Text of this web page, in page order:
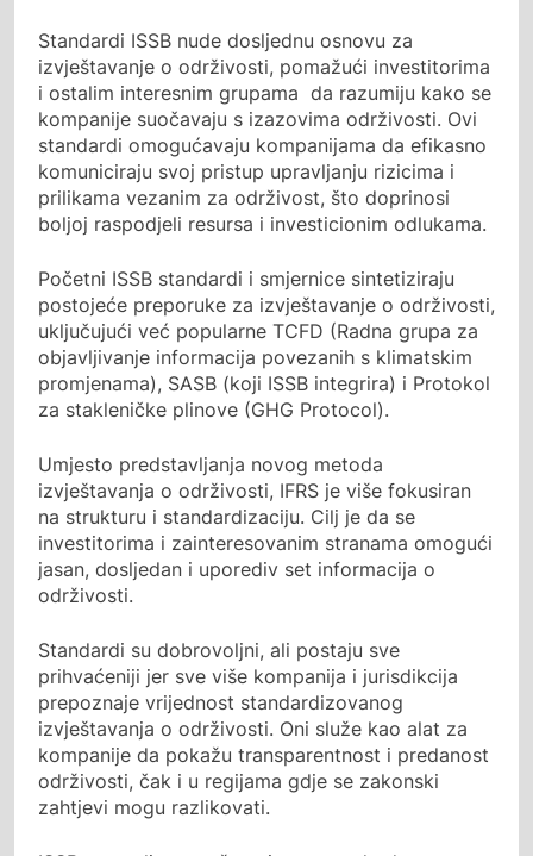
Standardi ISSB nude dosljednu osnovu za
izvještavanje o održivosti, pomažući investitorima
i ostalim interesnim grupama da razumiju kako se
kompanije suočavaju s izazovima održivosti. Ovi
standardi omogućavaju kompanijama da efikasno
komuniciraju svoj pristup upravljanju rizicima i
prilikama vezanim za održivost, što doprinosi
boljoj raspodjeli resursa i investicionim odlukama.
Početni ISSB standardi i smjernice sintetiziraju
postojeće preporuke za izvještavanje o održivosti,
uključujući već popularne TCFD (Radna grupa za
objavljivanje informacija povezanih s klimatskim
promjenama), SASB (koji ISSB integrira) i Protokol
za stakleničke plinove (GHG Protocol).
Umjesto predstavljanja novog metoda
izvještavanja o održivosti, IFRS je više fokusiran
na strukturu i standardizaciju. Cilj je da se
investitorima i zainteresovanim stranama omogući
jasan, dosljedan i uporediv set informacija o
održivosti.
Standardi su dobrovoljni, ali postaju sve
prihvaćeniji jer sve više kompanija i jurisdikcija
prepoznaje vrijednost standardizovanog
izvještavanja o održivosti. Oni služe kao alat za
kompanije da pokažu transparentnost i predanost
održivosti, čak i u regijama gdje se zakonski
zahtjevi mogu razlikovati.